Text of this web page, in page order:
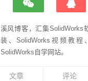
溪风博客，汇集SolidWorks
装、SolidWorks视频教
SolidWorks自学网站。
文章 评论